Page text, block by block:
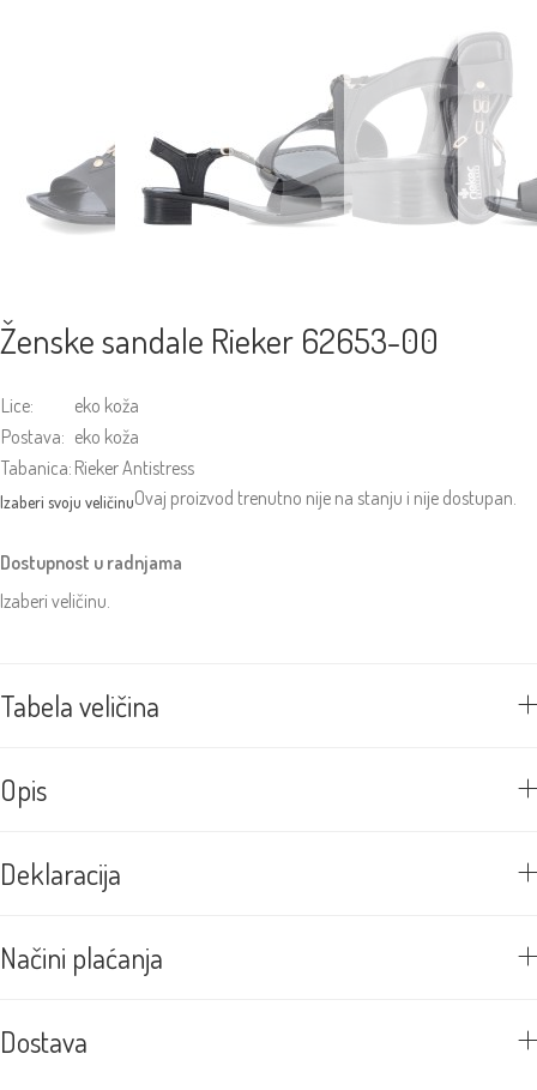
Ženske sandale Rieker 62653-00
Lice:
eko koža
Postava: eko koža
Tabanica: Rieker Antistress
Ovaj proizvod trenutno nije na stanju i nije dostupan.
Dostupnost u radnjama
Izaberi veličinu.
Tabela veličina
Opis
Deklaracija
Načini plaćanja
Dostava